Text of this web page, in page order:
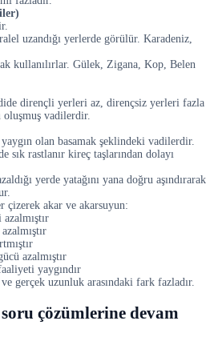
uzandığı yerlerde görülür. Karadeniz,
kullanılırlar. Gülek, Zigana, Kop, Belen
dirençli yerleri az, dirençsiz yerleri fazla
oluşmuş vadilerdir.
olan basamak şeklindeki vadilerdir.
sık rastlanır kireç taşlarından dolayı
yerde yatağını yana doğru aşındırarak
çizerek akar ve akarsuyun:
azalmıştır
yaygındır
gerçek uzunluk arasındaki fark fazladır.
çözümlerine devam